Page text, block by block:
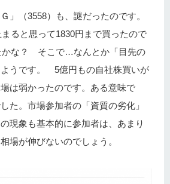
」（3558）も、謎だったのです。
ると思って1830円まで買ったので
かな？ そこで…なんとか「目先の
うです。 5億円もの自社株買いが
は弱かったのです。ある意味で
た。市場参加者の「資質の劣化」
現象も基本的に参加者は、あまり
場が伸びないのでしょう。